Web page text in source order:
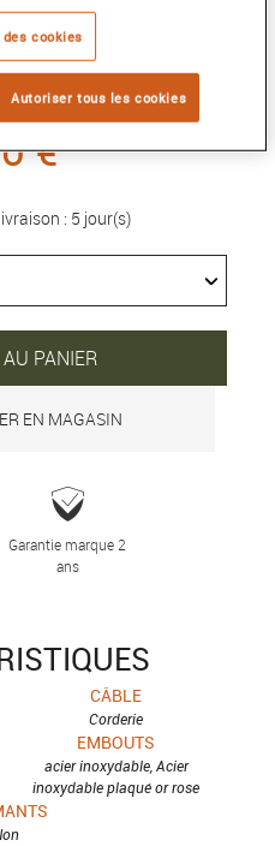
or rose
:6B0284
Infinie
€
: 5 jour(s)
PANIER
EN MAGASIN
Garantie marque 2
ans
CÂBLE
Corderie
EMBOUTS
acier inoxydable, Acier
inoxydable plaqué or rose
cookies
Autoriser tous les cookies